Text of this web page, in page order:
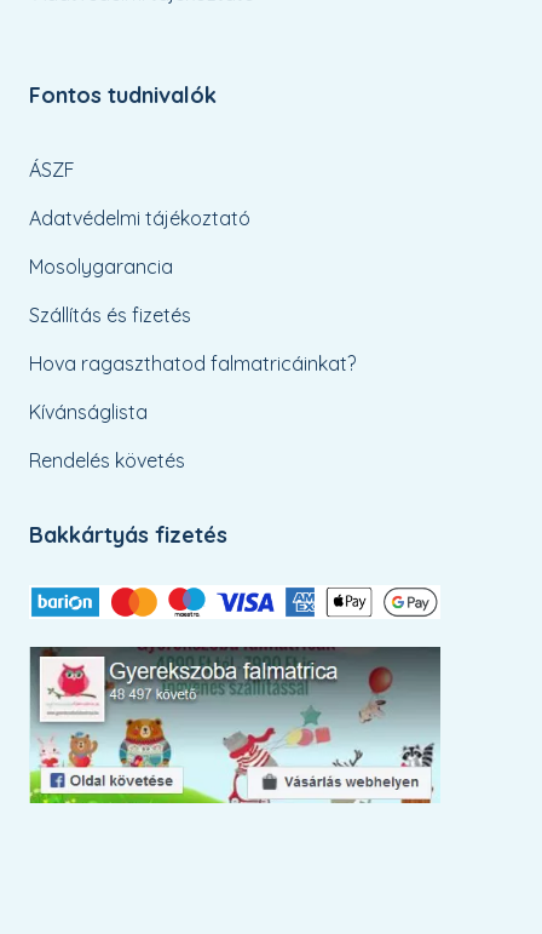
Fontos tudnivalók
ÁSZF
Adatvédelmi tájékoztató
Mosolygarancia
Szállítás és fizetés
Hova ragaszthatod falmatricáinkat?
Kívánságlista
Rendelés követés
Bakkártyás fizetés